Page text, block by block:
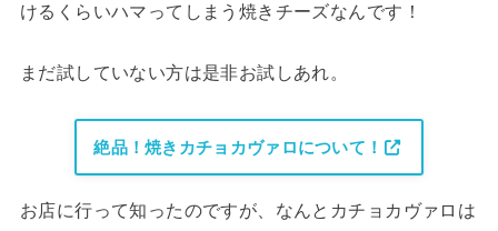
けるくらいハマってしまう焼きチーズなんです！
まだ試していない方は是非お試しあれ。
絶品！焼きカチョカヴァロについて！
お店に行って知ったのですが、なんとカチョカヴァロは